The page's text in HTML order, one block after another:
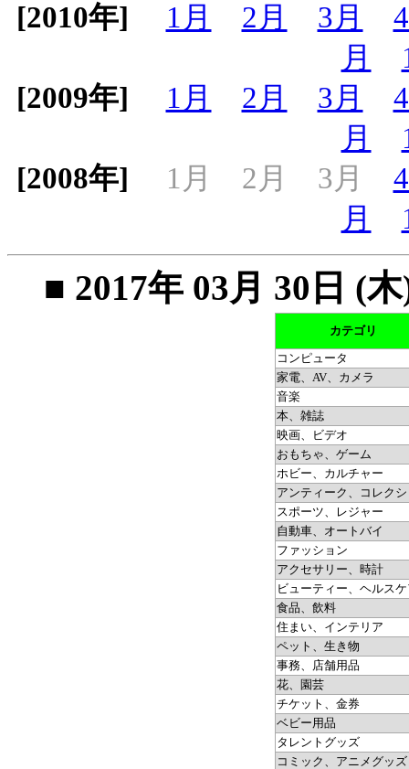
[2010年]
1月 2月 3月
月
[2009年]
1月 2月 3月
月
[2008年]
1月 2月 3月
月
■ 2017年 03月 30日 (
カテゴリ
コンピュータ
家電、AV、カメラ
音楽
本、雑誌
映画、ビデオ
おもちゃ、ゲーム
ホビー、カルチャー
アンティーク、コレク
スポーツ、レジャー
自動車、オートバイ
ファッション
アクセサリー、時計
ビューティー、ヘルス
食品、飲料
住まい、インテリア
ペット、生き物
事務、店舗用品
花、園芸
チケット、金券
ベビー用品
タレントグッズ
コミック、アニメグッズ